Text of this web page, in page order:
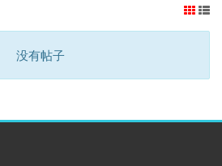
没有帖子